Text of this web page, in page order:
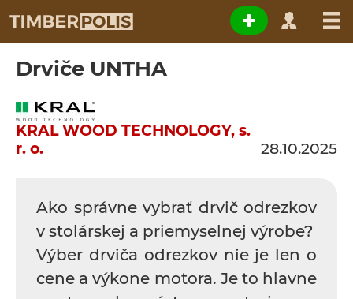
Drviče UNTHA
KRAL WOOD TECHNOLOGY, s.
r. o.
28.10.2025
Ako správne vybrať drvič odrezkov
v stolárskej a priemyselnej výrobe?
Výber drviča odrezkov nie je len o
cene a výkone motora. Je to hlavne